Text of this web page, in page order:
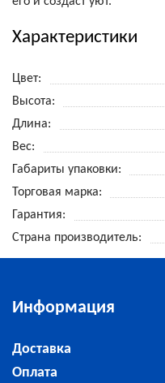
Характеристики
Цвет
Высота
Длина
Вес
Габариты упаковки
Торговая марка
Гарантия
Страна производитель
Информация
Доставка
Оплата